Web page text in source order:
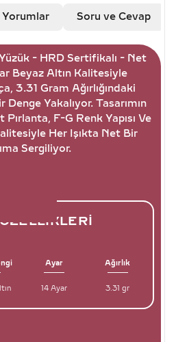
Yorumlar Soru ve Cevap
- HRD Sertifikalı - Net
Beyaz Altın Kalitesiyle
3.31 Gram Ağırlığındaki
Yakalıyor. Tasarımın
F-G Renk Yapısı Ve
Her Işıkta Net Bir
Sergiliyor.
Ayar Ağırlık
14 Ayar 3.31 gr